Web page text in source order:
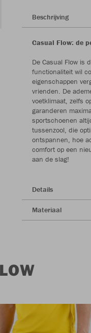
Beschrijving
Casual Flow: de
De Casual Flow is
functionaliteit wil
eigenschappen
vrienden. De
voetklimaat, zelfs
garanderen
sportschoenen
tussenzool, die
ontspannen, hoe
comfort op een
aan de slag!
Details
Materiaal